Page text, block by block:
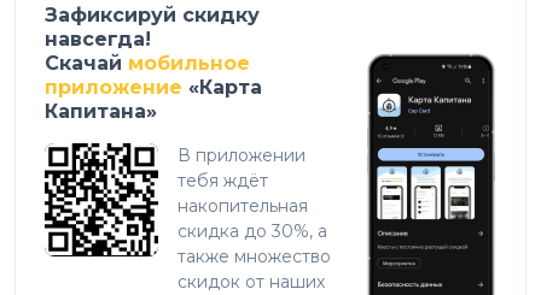
Зафиксируй скидку
навсегда!
Скачай мобильное
приложение «Карта
Капитана»
В приложении
тебя ждёт
накопительная
скидка до 30%, а
также множество
скидок от наших